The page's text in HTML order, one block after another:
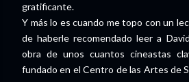
gratificante.
Y más lo es cuando me topo con un
de haberle recomendado leer a
obra de unos cuantos cineastas
fundado en el Centro de las Artes de